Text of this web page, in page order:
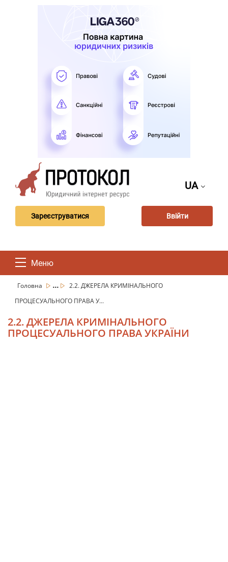
UA
Зареєструватися Ввійти
Меню
Головна ...
2.2. ДЖЕРЕЛА КРИМІНАЛЬНОГО
ПРОЦЕСУАЛЬНОГО ПРАВА У...
2.2. ДЖЕРЕЛА КРИМІНАЛЬНОГО
ПРОЦЕСУАЛЬНОГО ПРАВА УКРАЇНИ